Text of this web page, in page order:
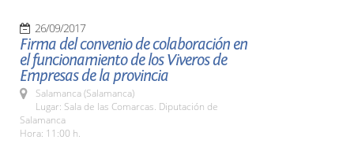
26/09/2017
Firma del convenio de colaboración en
el funcionamiento de los Viveros de
Empresas de la provincia
Salamanca (Salamanca)
Lugar: Sala de las Comarcas. Diputación de
Salamanca
Hora: 11:00 h.